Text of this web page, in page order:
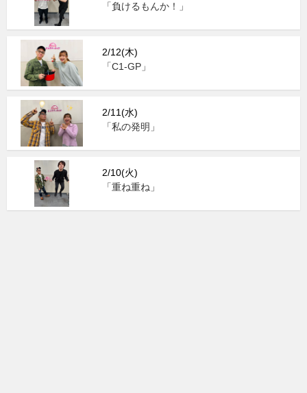
「負けるもんか！」
2/12(木)
「C1-GP」
2/11(水)
「私の発明」
2/10(火)
「重ね重ね」